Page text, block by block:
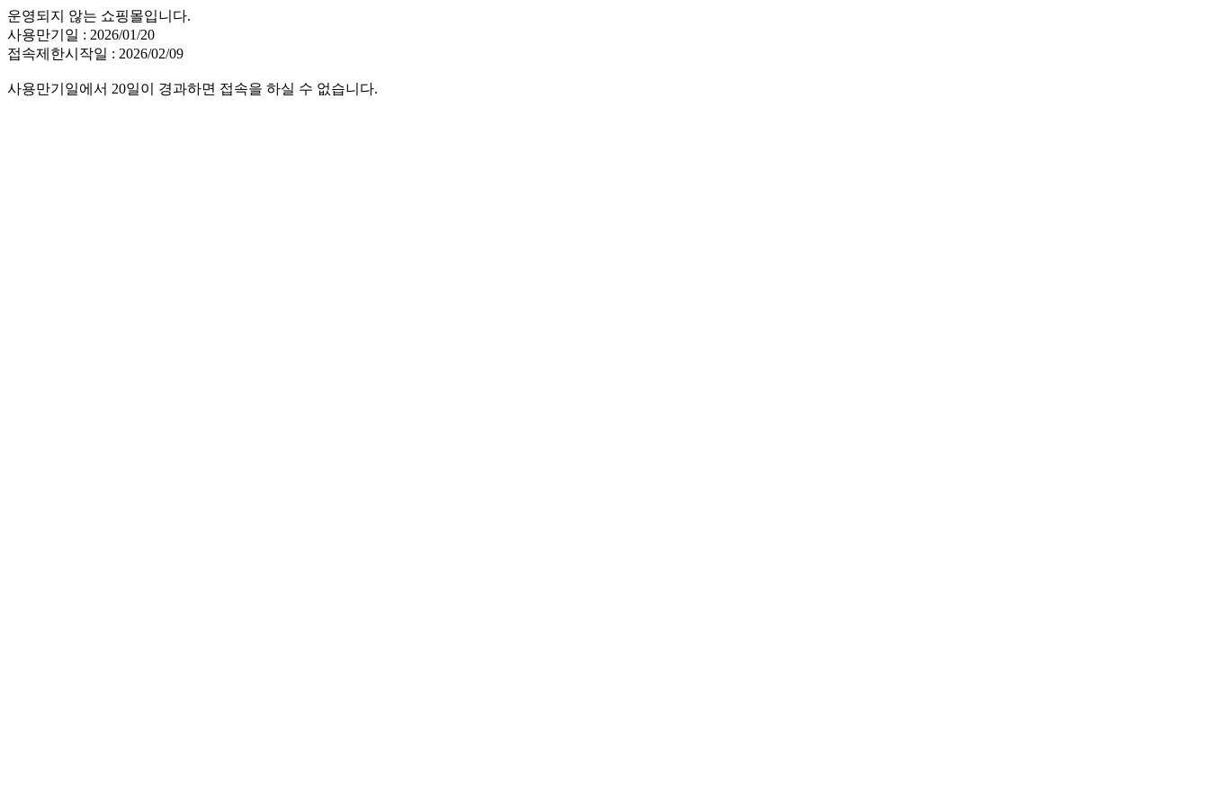
운영되지 않는 쇼핑몰입니다.
사용만기일 : 2026/01/20
접속제한시작일 : 2026/02/09
사용만기일에서 20일이 경과하면 접속을 하실 수 없습니다.